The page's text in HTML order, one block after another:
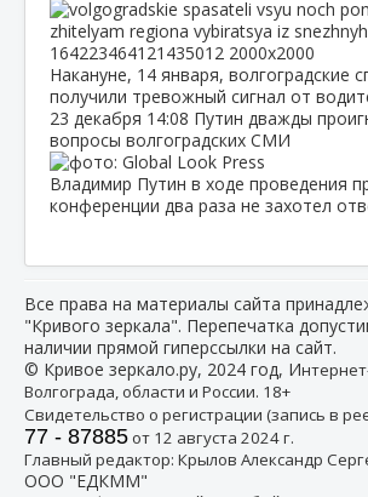
Накануне, 14 января, волгоградские
получили тревожный сигнал от
23 декабря 14:08 Путин дважды
вопросы волгоградских СМИ
Владимир Путин в ходе проведения
конференции два раза не захотел
Все права на материалы сайта
"Кривого зеркала". Перепечатка
наличии прямой гиперссылки на сайт.
© Кривое зеркало.ру, 2024 год, И
Волгограда, области и России. 18+
Свидетельство о регистрации (запись в
77 - 87885от 12 августа 2024 г.
Главный редактор: Крылов Александр
ООО "ЕДКММ"